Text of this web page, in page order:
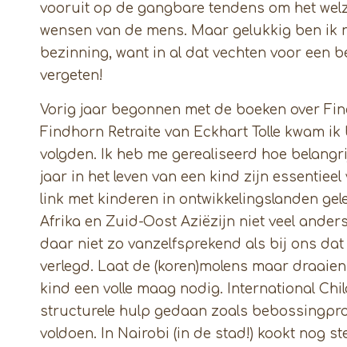
vooruit op de gangbare tendens om het
wensen van de mens. Maar gelukkig ben ik
bezinning, want in al dat vechten voor een
vergeten!
Vorig jaar begonnen met de boeken over
Findhorn Retraite van Eckhart Tolle kwam
volgden. Ik heb me gerealiseerd hoe
jaar in het leven van een kind zijn
link met kinderen in ontwikkelingslanden
Afrika en Zuid-Oost Aziëzijn niet veel
daar niet zo vanzelfsprekend als bij ons
verlegd. Laat de (koren)molens maar
kind een volle maag nodig. International
structurele hulp gedaan zoals
voldoen. In Nairobi (in de stad!) kookt nog